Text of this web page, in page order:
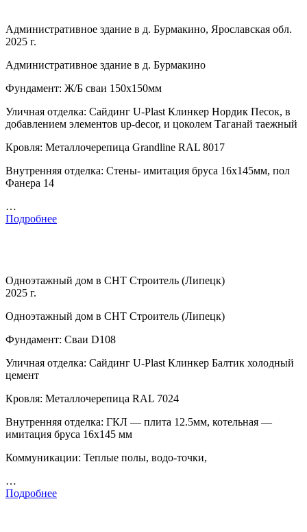
Административное здание в д. Бурмакино, Ярославская обл.
2025 г.
Административное здание в д. Бурмакино
Фундамент: Ж/Б сваи 150х150мм
Уличная отделка: Сайдинг U-Plast Клинкер Нордик Песок, в
добавлением элементов up-decor, и цоколем Таганай таежный
Кровля: Металлочерепица Grandline RAL 8017
Внутренняя отделка: Стены- имитация бруса 16х145мм, пол
Фанера 14
…
Подробнее
Одноэтажный дом в СНТ Строитель (Липецк)
2025 г.
Одноэтажный дом в СНТ Строитель (Липецк)
Фундамент: Сваи D108
Уличная отделка: Сайдинг U-Plast Клинкер Балтик холодный
цемент
Кровля: Металлочерепица RAL 7024
Внутренняя отделка: ГКЛ — плита 12.5мм, котельная —
имитация бруса 16х145 мм
Коммуникации: Теплые полы, водо-точки,
…
Подробнее